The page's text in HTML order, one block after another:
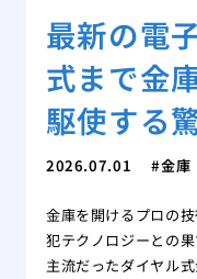
最新の電
式まで金
駆使する
2026.07.01 金庫
金庫を開けるプロの
犯テクノロジーとの
主流だったダイヤル